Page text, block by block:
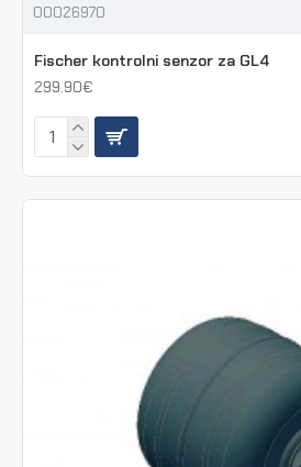
00026970
Fischer kontrolni senzor za GL4
299.90€